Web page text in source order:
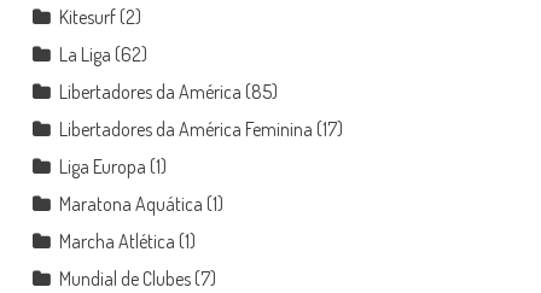
Kitesurf(2)
La Liga (62)
Libertadores da América (85)
Libertadores da América Feminina (17)
Liga Europa (1)
Maratona Aquática (1)
Marcha Atlética (1)
Mundial de Clubes(7)